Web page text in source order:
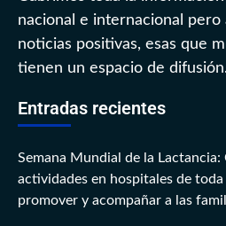
nacional e internacional pero
noticias positivas, esas que
tienen un espacio de
Entradas recientes
Semana Mundial de la Lactancia:
actividades en hospitales de
promover y acompañar a las